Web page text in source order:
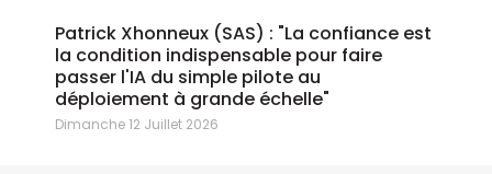
Patrick Xhonneux (SAS) : "La confiance est
la condition indispensable pour faire
passer l'IA du simple pilote au
déploiement à grande échelle"
Dimanche 12 Juillet 2026